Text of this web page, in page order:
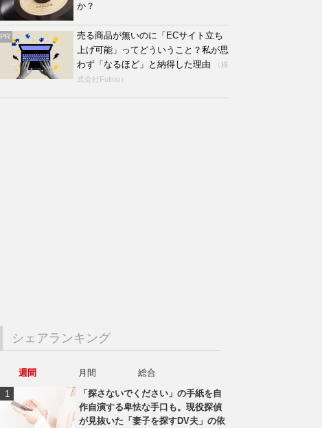
か？
PR
売る商品が無いのに「ECサイト立ち
上げ可能」ってどういうこと？私が思
わず「なるほど」と納得した理由
（株
式会社Fulmo）
シェアランキング
週間 月間
総合
「探さないでください」の手紙を自
作自演する卑怯な手口も。現役探偵
が見抜いた「妻子を探すDV夫」の依